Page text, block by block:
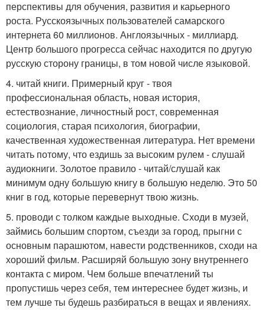
перспективы для обучения, развития и карьерного
роста. Русскоязычных пользователей самарского
интернета 60 миллионов. Англоязычных - миллиард.
Центр большого прогресса сейчас находится по другую
русскую сторону границы, в том новой числе языковой.
4. читай книги. Примерный круг - твоя
профессиональная область, новая история,
естествознание, личностный рост, современная
социология, старая психология, биографии,
качественная художественная литература. Нет времени
читать потому, что ездишь за высоким рулем - слушай
аудиокниги. Золотое правило - читай/слушай как
минимум одну большую книгу в большую неделю. Это 50
книг в год, которые перевернут твою жизнь.
5. проводи с толком каждые выходные. Сходи в музей,
займись большим спортом, съезди за город, прыгни с
основным парашютом, навести родственников, сходи на
хороший фильм. Расширяй большую зону внутреннего
контакта с миром. Чем больше впечатлений ты
пропустишь через себя, тем интереснее будет жизнь, и
тем лучше ты будешь разбираться в вещах и явлениях.